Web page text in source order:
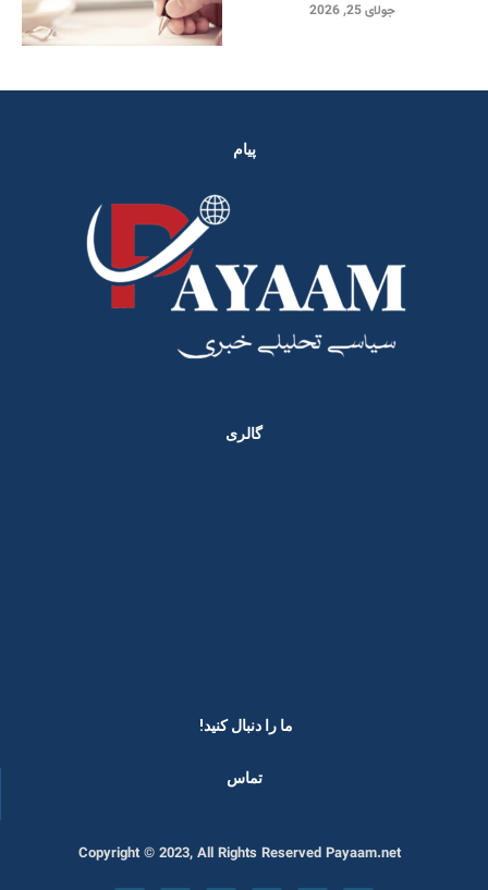
جولای 25, 2026
پیام
گالری
ما را دنبال کنید! ​
تماس
Copyright © 2023, All Rights Reserved Payaam.net